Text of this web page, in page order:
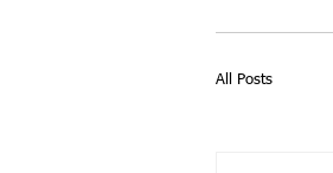
All Posts